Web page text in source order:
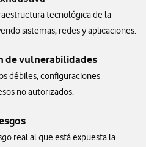
tecnológica de la
sistemas, redes y aplicaciones.
de vulnerabilidades
débiles, configuraciones
no autorizados.
real al que está expuesta la